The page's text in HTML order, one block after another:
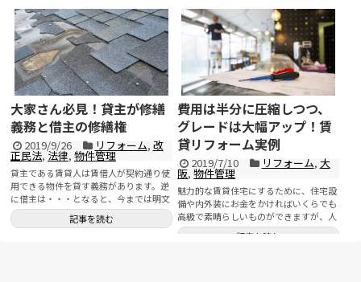
記事を読む
大家さん必見！貸主が修繕
義務と借主の修繕権
2019/9/26 リフォーム, 改
正民法,法律, 物件管理
貸主である賃貸人は賃借人が契約通り使
用できる物件を貸す義務があります。逆
に借主は・・・となると、今までは明文
化された規定はありませんでし...
記事を読む
費用は半分に圧縮しつつ、
グレードは大幅アップ！賃
貸リフォーム実例
2019/7/10 リフォーム, 大
阪,物件管理
魅力的な賃貸住宅にするために、住宅設
備や内外装にお金をかければいくらでも
高級で素晴らしいものができますが、人
口減少時代が到来し、賃...
記事を読む